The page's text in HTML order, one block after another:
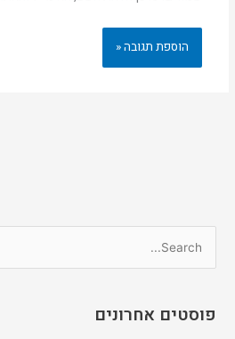
e
rפוסטים אחרונים